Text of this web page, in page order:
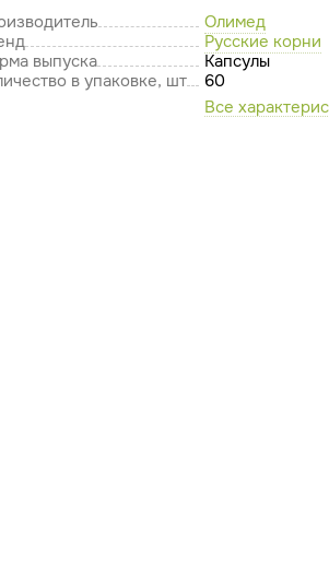
Олимед
Русские корни
выпуска
Капсулы
в упаковке, шт
60
Все